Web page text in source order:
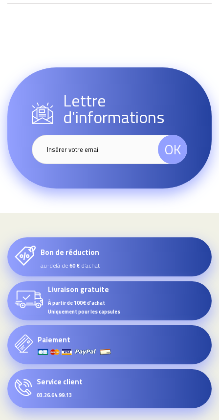
Lettre
d'informations
OK
Bon de réduction
au-delà de60 € d’achat
Livraison gratuite
À partir de 100€ d'achat
Uniquement pour les capsules
Paiement
Service client
03.26.64.99.13